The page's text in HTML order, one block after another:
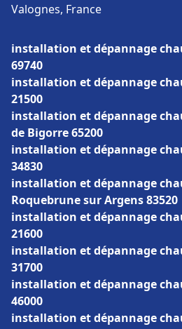
Valognes, France
installation et dépannage
69740
installation et dépannage
21500
installation et dépannage
de Bigorre 65200
installation et dépannage
34830
installation et dépannage
Roquebrune sur Argens 83520
installation et dépannage
21600
installation et dépannage
31700
installation et dépannage
46000
installation et dépannage